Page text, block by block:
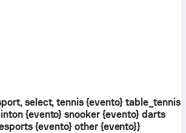
select, tennis {evento} table_tennis
{evento} snooker {evento} darts
{evento} other {evento}}